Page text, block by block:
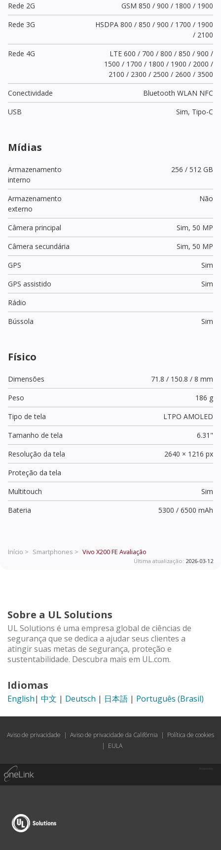
Rede 2G
GSM 850 / 900 / 1800 / 1900
Rede 3G
HSDPA 800 / 850 / 900 / 1700 / 1900
/ 2100
Rede 4G
LTE 600 / 700 / 800 / 850 / 900 /
1500 / 1700 / 1800 / 1900 / 2000 /
2100 / 2300 / 2500 / 2600 / 3500
Conectividade
Bluetooth WLAN NFC
USB
Sim, Tipo-C
Mídias
Armazenamento
interno
256 / 512 GB
Armazenamento
externo
Não
Câmera principal Sim, 50 MP
Câmera secundária
Sim, 50 MP
GPS
Sim
GPS assistido
Sim
Rádio
Bússola
Sim
Físico
Dimensões
71.8 / 150.8 / 8 mm
Peso
186 g
Tipo de tela
LTPO AMOLED
Tamanho de tela
6.31"
Resolução da tela
2640 × 1216 px
Proteção da tela
Multitouch
Sim
Bateria
5300 / 6500 mAh
Início > Smartphones > Vivo X200 FE Avaliação
Última atualização: 2026-03-12
Sobre a UL Solutions
UL Solutions é uma empresa global de ciências de
segurança que se dedica a ajudar seus clientes a
atingir suas metas de segurança, proteção e
sustentabilidade. Descubra mais em UL.com.
Idiomas
English| 中文 | Deutsch | 日本語 | Português (Brasil)
Aviso de privacidade | Aviso de privacidade da Califórnia | Política de cookies
| EULA